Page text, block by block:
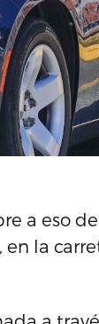
a eso
la